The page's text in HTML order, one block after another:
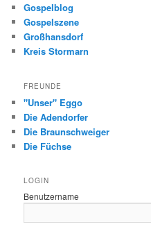
Gospelblog
Gospelszene
Großhansdorf
Kreis Stormarn
FREUNDE
"Unser" Eggo
Die Adendorfer
Die Braunschweiger
Die Füchse
LOGIN
Benutzername